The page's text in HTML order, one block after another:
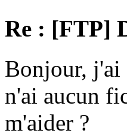
Re : [FTP]
Bonjour, j'ai
n'ai aucun
m'aider ?